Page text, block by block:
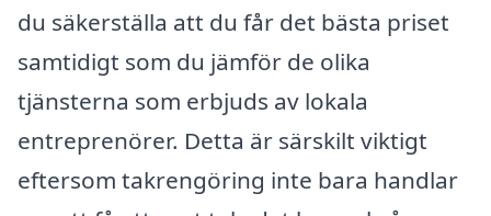
du säkerställa att du får det bästa priset
samtidigt som du jämför de olika
tjänsterna som erbjuds av lokala
entreprenörer. Detta är särskilt viktigt
eftersom takrengöring inte bara handlar